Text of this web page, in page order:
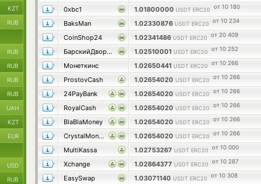
0xbc1
1.01800000 USDT ERC20 от 10 180
BaksMan
1.02330876 USDT ERC20 от 10 234
CoinShop24
1.02341486 USDT ERC20 от 20 409
БарскийДворОбмен
1.02510001 USDT ERC20 от 10 252
Монеткинс
1.02650441 USDT ERC20 от 10 266
ProstovCash
1.02654020 USDT ERC20 от 10 266
24PayBank
1.02654020 USDT ERC20 от 10 266
RoyalCash
1.02654020 USDT ERC20 от 10 266
BlaBlaMoney
1.02654020 USDT ERC20 от 10 266
CrystalMoney
1.02654020 USDT ERC20 от 10 266
MultiKassa
1.02753267 USDT ERC20 от 10 000
Xchange
1.02864377 USDT ERC20 от 10 287
EasySwap
1.03071140 USDT ERC20 от 10 308
KZT
RUB
RUB
RUB
RUB
RUB
UAH
KZT
EUR
USD
RUB